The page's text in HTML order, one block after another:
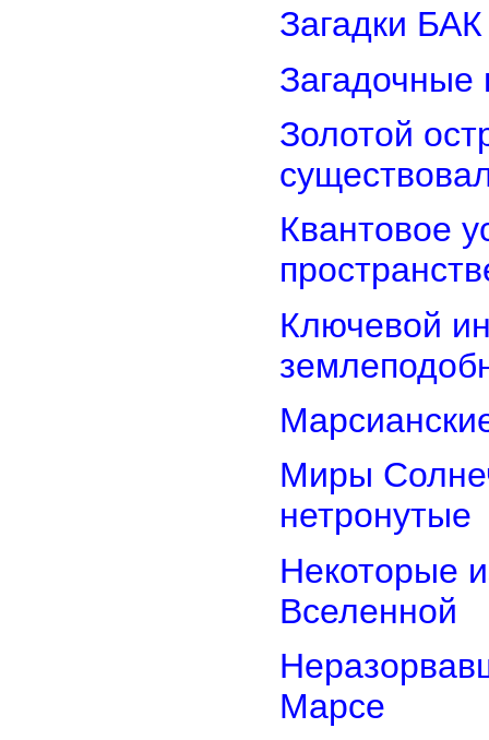
Загадки
Загадочные
Золотой
Квантовое
Ключевой
Миры
нетронутые
Некоторые
Вселенной
Марсе